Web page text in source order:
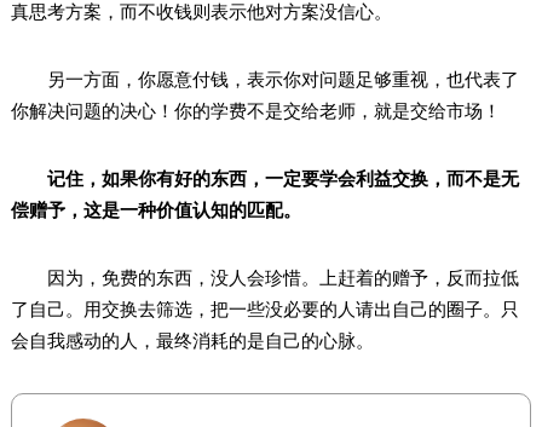
真思考方案，而不收钱则表示他对方案没信心。
另一方面，你愿意付钱，表示你对问题足够重视，也代表了
你解决问题的决心！你的学费不是交给老师，就是交给市场！
记住，如果你有好的东西，一定要学会利益交换，而不是无
偿赠予，这是一种价值认知的匹配。
因为，免费的东西，没人会珍惜。上赶着的赠予，反而拉低
了自己。用交换去筛选，把一些没必要的人请出自己的圈子。只
会自我感动的人，最终消耗的是自己的心脉。